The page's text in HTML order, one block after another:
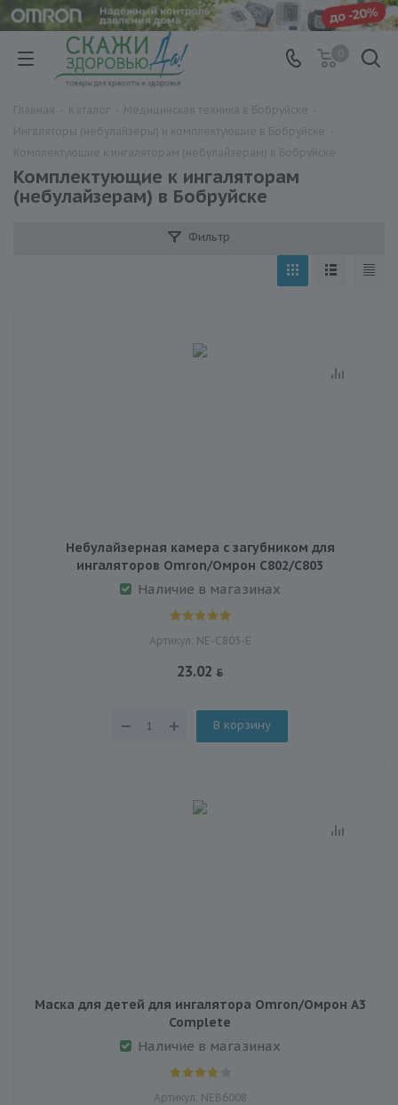
Комплектующие к ингаляторам
(небулайзерам) в Бобруйске
Фильтр
Небулайзерная камера с загубником для
ингаляторов Omron/Омрон C802/C803
Наличие в магазинах
Артикул: NE-C803-E
23.02
В корзину
Маска для детей для ингалятора Omron/Омрон A3
Complete
Наличие в магазинах
Артикул: NEB6008